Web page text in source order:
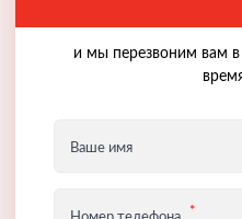
и мы перезвоним вам
Ваше имя